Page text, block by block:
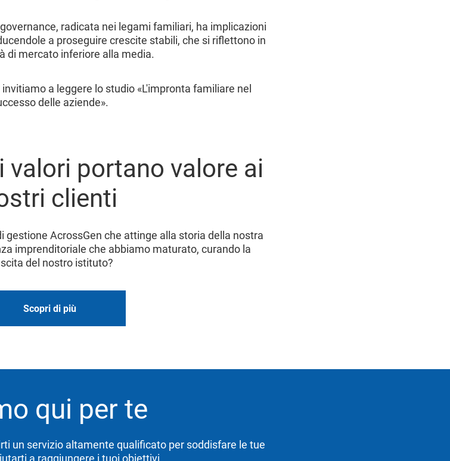
radicata nei legami familiari, ha implicazioni
a proseguire crescite stabili, che si riflettono in
di mercato inferiore alla media.
a leggere lo studio «L'impronta familiare nel
delle aziende».
valori portano valore ai
clienti
gestione AcrossGen che attinge alla storia della nostra
imprenditoriale che abbiamo maturato, curando la
del nostro istituto?
Scopri di più
qui per te
un servizio altamente qualificato per soddisfare le tue
a raggiungere i tuoi obiettivi.